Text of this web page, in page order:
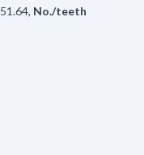
51.64, No./teeth